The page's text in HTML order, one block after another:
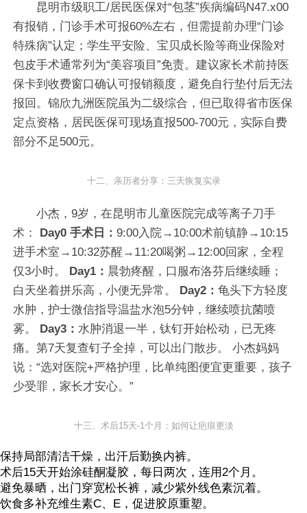
昆明市级职工/居民医保对“包茎”疾病编码N47.x00
有报销，门诊手术可报60%左右，但需提前办理“门诊
特殊病”认定；学生平安险、宝贝成长险等商业保险对
包皮手术通常列为“美容项目”免责。建议家长术前持医
保卡到收费窗口确认可报销额度，避免自行垫付后无法
报回。锦欣九洲医院虽为二级综合，但已取得省市医保
定点资格，居民医保可现场直报500-700元，实际自费
部分不足500元。
十二、亲历者分享：三天恢复实录
小杰，9岁，在昆明市儿童医院完成等离子刀手
术： Day0 手术日：9:00入院→10:00术前镇静→10:15
进手术室→10:32苏醒→11:20喝粥→12:00回家，全程
仅3小时。 Day1： 晨勃疼醒，口服布洛芬后继续睡；
白天坐着拼乐高，小便无异常。 Day2：龟头下方轻度
水肿，护士微信指导温盐水泡5分钟，继续喷抗菌喷
雾。 Day3： 水肿消退一半，钛钉开始松动，已无疼
痛。第7天复查钉子全掉，可以出门散步。 小杰妈妈
说：“选对医院+严格护理，比单纯图便宜更重要，孩子
少受罪，家长才安心。”
十三、术后15天-1个月：如何让疤痕更淡
保持局部清洁干燥，出汗后勤换内裤。
术后15天开始涂硅酮凝胶，每日两次，连用2个月。
避免暴晒，出门穿宽松长裤，减少紫外线色素沉着。
饮食多补充维生素C、E，促进胶原重塑。